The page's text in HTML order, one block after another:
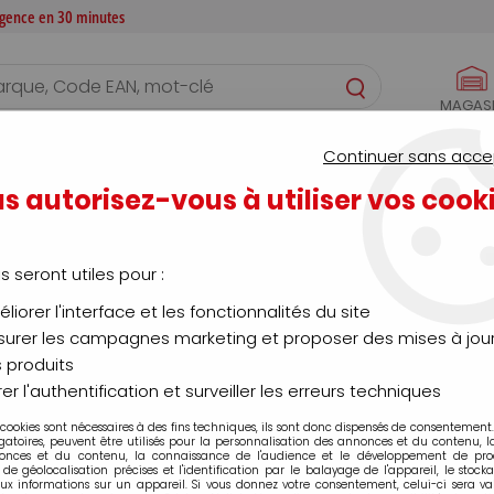
en 30 minutes
SERVICES
- Forage - Rainurage
- Cintrage - Forage -
Aucune correspondance
Continuer sans
autorisez-vous à utiliser vos
seront utiles pour :
l'interface et les fonctionnalités du site
les campagnes marketing et proposer des mises à
produits
l'authentification et surveiller les erreurs techniques
sont nécessaires à des fins techniques, ils sont donc dispensés de
peuvent être utilisés pour la personnalisation des annonces et du contenu,
et du contenu, la connaissance de l'audience et le développement de
de géolocalisation précises et l'identification par le balayage de l'appareil, le
informations sur un appareil. Si vous donnez votre consentement, celui-ci sera